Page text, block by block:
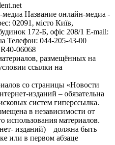
Название онлайн-медиа -
02091, місто Київ,
172-Б, офіс 208/1 E-mail:
Телефон: 044-205-43-00
06068
размещённых на
ссылки на
со страницы «Новости
изданий – обязательна
систем гиперссылка.
в независимости от
использования материалов.
изданий) – должна быть
или в первом абзаце